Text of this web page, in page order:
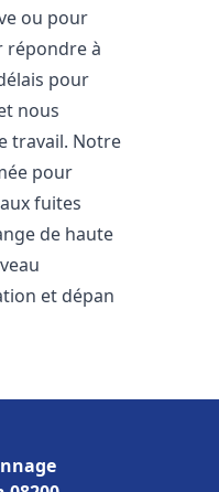
ou pour
répondre à
pour
nous
travail. Notre
pour
fuites
de haute
et dépan